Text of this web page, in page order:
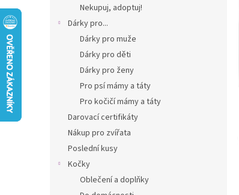
Nekupuj, adoptuj!
Dárky pro...
Dárky pro muže
Dárky pro děti
Dárky pro ženy
Pro psí mámy a táty
Pro kočičí mámy a táty
Darovací certifikáty
Nákup pro zvířata
Poslední kusy
Kočky
Oblečení a doplňky